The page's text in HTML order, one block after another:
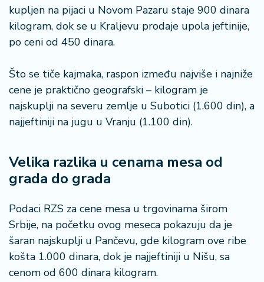
kupljen na pijaci u Novom Pazaru staje 900 dinara
kilogram, dok se u Kraljevu prodaje upola jeftinije,
po ceni od 450 dinara.
Što se tiče kajmaka, raspon između najviše i najniže
cene je praktično geografski – kilogram je
najskuplji na severu zemlje u Subotici (1.600 din), a
najjeftiniji na jugu u Vranju (1.100 din).
Velika razlika u cenama mesa od
grada do grada
Podaci RZS za cene mesa u trgovinama širom
Srbije, na početku ovog meseca pokazuju da je
šaran najskuplji u Pančevu, gde kilogram ove ribe
košta 1.000 dinara, dok je najjeftiniji u Nišu, sa
cenom od 600 dinara kilogram.